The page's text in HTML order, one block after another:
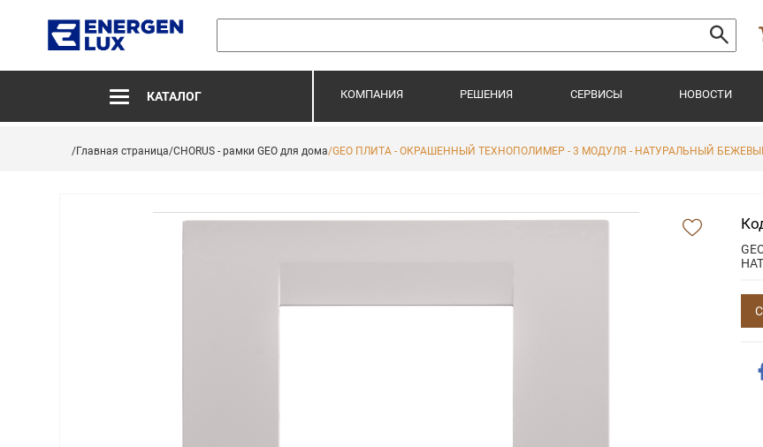
КАТАЛОГ КОМПАНИЯ РЕШЕНИЯ СЕРВИСЫ НОВОСТИ
/Главная страница/CHORUS - рамки GEO для дома/GEO ПЛИТА - ОКРАШЕННЫЙ ТЕХНОПОЛИМЕР - 3 МОДУЛЯ - НАТУРАЛЬНЫЙ БЕЖЕВЫЙ -